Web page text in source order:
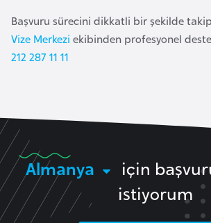
Başvuru sürecini dikkatli bir şekilde
Vize Merkezi ekibinden profesyonel
212 287 11 11
Almanya
için
istiyorum
u
l
g
i
t
a